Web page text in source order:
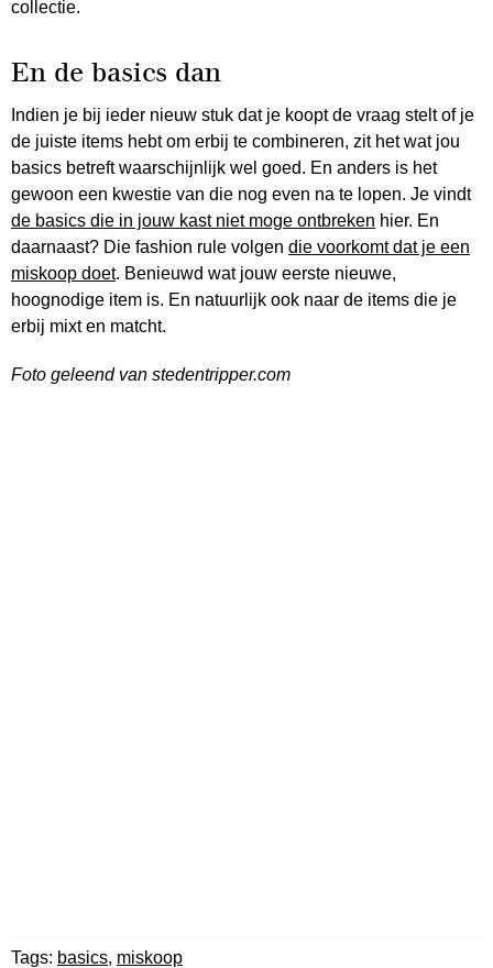
collectie.
En de basics dan
Indien je bij ieder nieuw stuk dat je koopt de vraag stelt of je
de juiste items hebt om erbij te combineren, zit het wat jou
basics betreft waarschijnlijk wel goed. En anders is het
gewoon een kwestie van die nog even na te lopen. Je vindt
de basics die in jouw kast niet moge ontbreken hier. En
daarnaast? Die fashion rule volgen die voorkomt dat je een
miskoop doet. Benieuwd wat jouw eerste nieuwe,
hoognodige item is. En natuurlijk ook naar de items die je
erbij mixt en matcht.
Foto geleend van stedentripper.com
Tags: basics, miskoop